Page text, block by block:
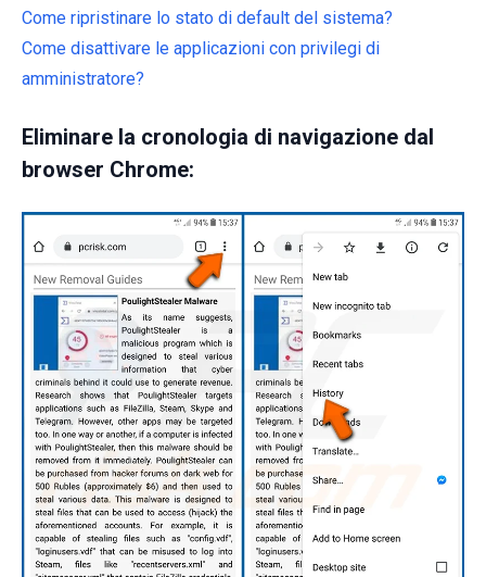
Come ripristinare lo stato di default del sistema?
Come disattivare le applicazioni con privilegi di
amministratore?
Eliminare la cronologia di navigazione dal
browser Chrome: